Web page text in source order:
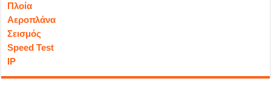
Πλοία
Αεροπλάνα
Σεισμός
Speed Test
IP